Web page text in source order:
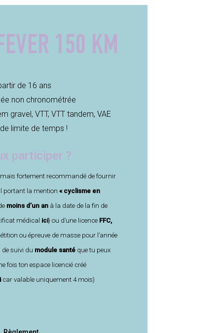
150 KM
de 16 ans
non chronométrée
gravel, VTT, VTT tandem, VAE
limite de temps !
participer ?
mais fortement recommandé de fournir
portant la mention « cyclisme en
moins d’un anà la date de la fin de
médical ici) ou d’unelicenceFFC,
ou épreuve de masse pour l’année
de suivi du module santé que tu peux
fois ton espace licencié créé
car valable uniquement 4 mois)